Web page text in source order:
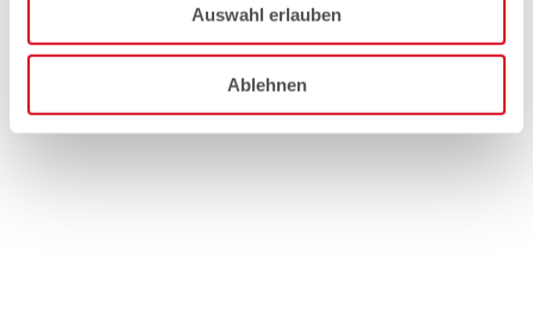
Auswahl erlauben
Ablehnen